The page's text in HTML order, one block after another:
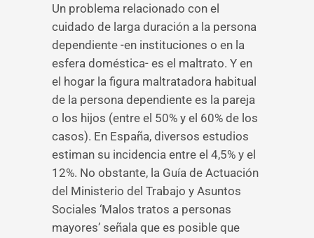
Un problema relacionado con el
cuidado de larga duración a la persona
dependiente -en instituciones o en la
esfera doméstica- es el maltrato. Y en
el hogar la figura maltratadora habitual
de la persona dependiente es la pareja
o los hijos (entre el 50% y el 60% de los
casos). En España, diversos estudios
estiman su incidencia entre el 4,5% y el
12%. No obstante, la Guía de Actuación
del Ministerio del Trabajo y Asuntos
Sociales ‘Malos tratos a personas
mayores’ señala que es posible que